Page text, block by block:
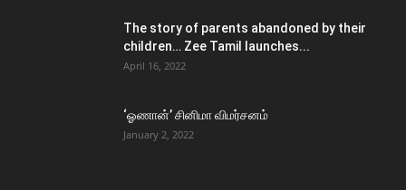
The story of parents abandoned by their
children… Zee Tamil launches...
April 16, 2022
‘ஓணான்’ சினிமா விமர்சனம்
January 2, 2022